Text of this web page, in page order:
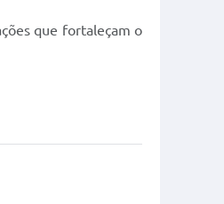
que fortaleçam o